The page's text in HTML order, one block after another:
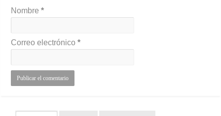
Nombre*
Correo electrónico*